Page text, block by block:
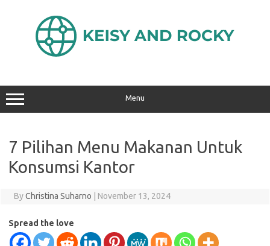
Menu
7 Pilihan Menu Makanan Untuk
Konsumsi Kantor
ByChristina Suharno November 13, 2024
Spread the love